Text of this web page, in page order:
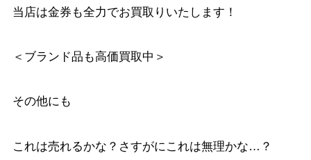
当店は金券も全力でお買取りいたします！
＜ブランド品も高価買取中＞
その他にも
これは売れるかな？さすがにこれは無理かな…？